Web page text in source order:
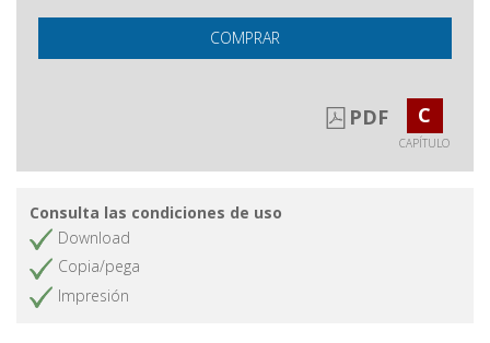
COMPRAR
PDF C
CAPÍTULO
Consulta las condiciones de uso
Download
Copia/pega
Impresión